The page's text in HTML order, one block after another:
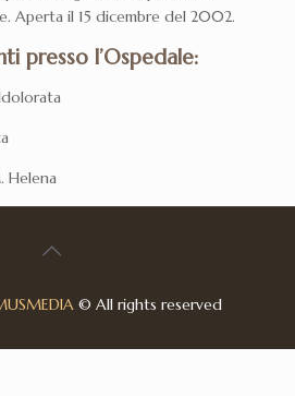
Aperta il 15 dicembre del 2002.
presso l’Ospedale:
Helena
© All rights reserved